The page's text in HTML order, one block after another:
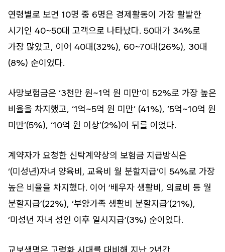
연령별로 보면 10명 중 6명은 경제활동이 가장 활발한
시기인 40~50대 고객으로 나타났다. 50대가 34%로
가장 많았고, 이어 40대(32%), 60~70대(26%), 30대
(8%) 순이었다.
사망보험금은 ‘3천만 원~1억 원 미만’이 52%로 가장 높은
비율을 차지했고, ‘1억~5억 원 미만’ (41%), ‘5억~10억 원
미만’(5%), ‘10억 원 이상’(2%)이 뒤를 이었다.
계약자가 요청한 신탁계약상의 보험금 지급방식은
‘(미성년)자녀 양육비, 교육비 월 분할지급’이 54%로 가장
높은 비율을 차지했다. 이어 ‘배우자 생활비, 의료비 등 월
분할지급’(22%), ‘부양가족 생활비 분할지급’(21%),
‘미성년 자녀 성인 이후 일시지급’(3%) 순이었다.
교보생명은 고령화 시대를 대비해 지난 2년간